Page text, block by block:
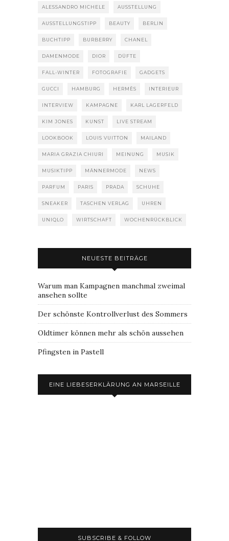
ALESSANDRO MICHELE AUSSTELLUNG
AUSSTELLUNGSTIPP BEAUTY BERLIN
BUCHTIPP BURBERRY CHANEL
DAMENMODE DIOR DÜFTE
FALL-WINTER FOTOGRAFIE GADGETS
GUCCI HAMBURG HERMÈS INTERIEUR
INTERVIEW KAMPAGNE KARL LAGERFELD
KIM JONES KUNST LIVE STREAM
LOOKBOOK LOUIS VUITTON MAILAND
MARIA GRAZIA CHIURI MEINUNG MUSIK
MUSIKTIPP MÄNNERMODE NEWS
PARFUM PARIS PRADA SCHUHE
SNEAKER TASCHEN VERLAG UHREN
UNIQLO WIRTSCHAFT WOCHENRÜCKBLICK
NEUESTE BEITRÄGE
Warum man Kampagnen manchmal zweimal
ansehen sollte
Der schönste Kontrollverlust des Sommers
Oldtimer können mehr als schön aussehen
Pfingsten in Pastell
EINE LIEBESERKLÄRUNG AN MARSEILLE
SUBSCRIBE & FOLLOW